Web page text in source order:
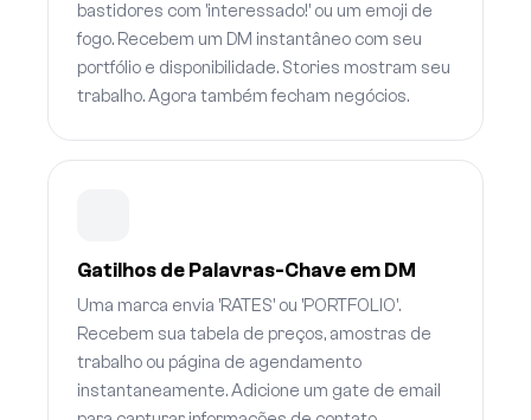
bastidores com 'interessado!' ou um emoji de
fogo. Recebem um DM instantâneo com seu
portfólio e disponibilidade. Stories mostram seu
trabalho. Agora também fecham negócios.
Gatilhos de Palavras-Chave em DM
Uma marca envia 'RATES' ou 'PORTFOLIO'.
Recebem sua tabela de preços, amostras de
trabalho ou página de agendamento
instantaneamente. Adicione um gate de email